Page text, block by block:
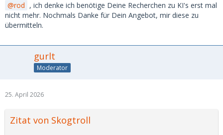
rod , ich denke ich benötige Deine Recherchen zu KI's erst mal
nicht mehr. Nochmals Danke für Dein Angebot, mir diese zu
übermitteln.
gurlt
Moderator
25. April 2026
Zitat von Skogtroll